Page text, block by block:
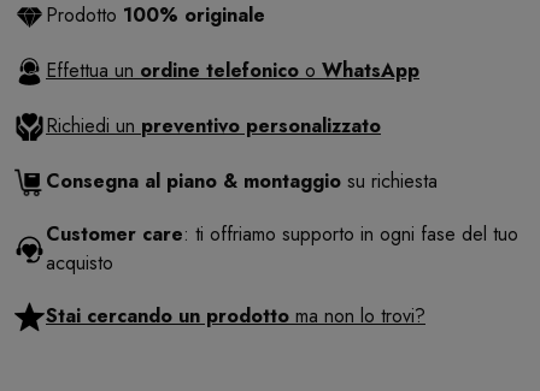
Prodotto 100% originale
Effettua un ordine telefonico o WhatsApp
Richiedi un preventivo personalizzato
Consegna al piano & montaggio su richiesta
Customer care: ti offriamo supporto in ogni fase del tuo
acquisto
Stai cercando un prodotto ma non lo trovi?